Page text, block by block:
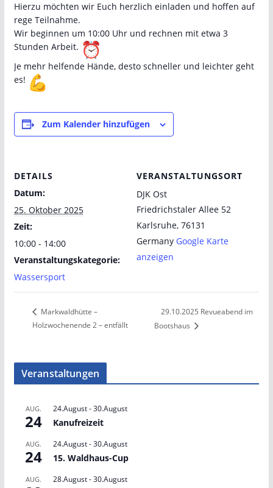
Hierzu möchten wir Euch herzlich einladen und hoffen auf
rege Teilnahme.
Wir beginnen um 10:00 Uhr und rechnen mit etwa 3
Stunden Arbeit.
Je mehr helfende Hände, desto schneller und leichter geht
es!
Zum Kalender hinzufügen
DETAILS
Datum:
25. Oktober 2025
Zeit:
10:00 - 14:00
Veranstaltungskategorie:
Wassersport
VERANSTALTUNGSORT
DJK Ost
Friedrichstaler Allee 52
Karlsruhe, 76131
Germany Google Karte
anzeigen
Markwaldhütte –
Holzwochenende 2 – entfällt
29.10.2025 Revueabend im
Bootshaus
Veranstaltungen
AUG.
24
24.August-30.August
Kanufreizeit
AUG.
24
24.August-30.August
15. Waldhaus-Cup
AUG. 28.August-30.August